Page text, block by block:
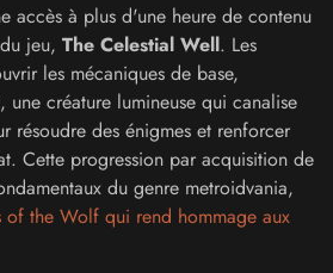
accès à plus d'une heure de contenu
jeu, The Celestial Well. Les
les mécaniques de base,
, une créature lumineuse qui canalise
résoudre des énigmes et renforcer
Cette progression par acquisition de
du genre metroidvania,
of the Wolf qui rend hommage aux